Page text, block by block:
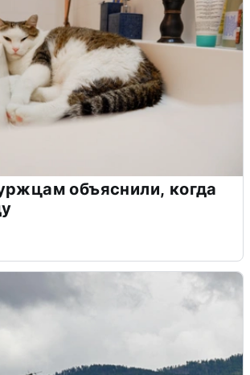
объяснили, когда